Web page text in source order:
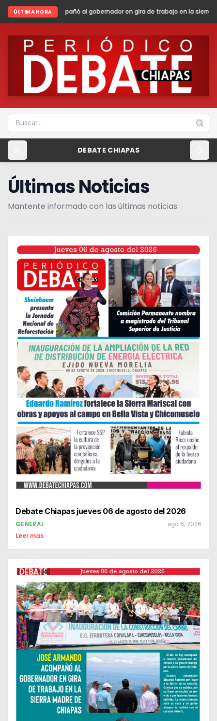
ÚLTIMA HORA
al gobernador en gira de trabajo en la sierra madre de Chiapas
DEBATE CHIAPAS
Últimas Noticias
Mantente informado con las últimas noticias
Debate Chiapas jueves 06 de agosto del 2026
GENERAL ago 6, 2026
Leer mas